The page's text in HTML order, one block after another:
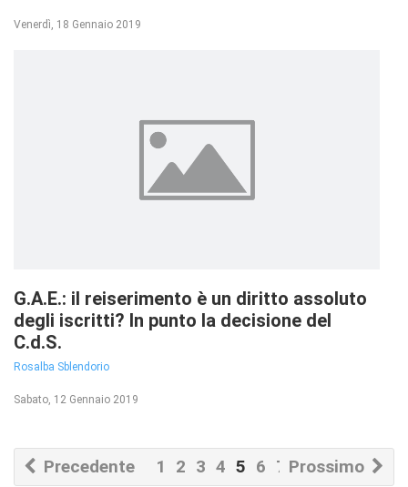
Venerdì, 18 Gennaio 2019
G.A.E.: il reiserimento è un diritto assoluto
degli iscritti? In punto la decisione del
C.d.S.
Rosalba Sblendorio
Sabato, 12 Gennaio 2019
Precedente Prossimo
1 2 3 4 5 6 7 8 9 10